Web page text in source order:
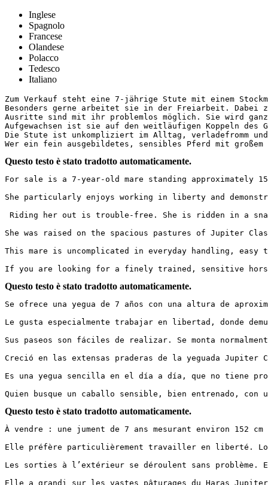
Inglese
Spagnolo
Francese
Olandese
Polacco
Tedesco
Italiano
Zum Verkauf steht eine 7-jährige Stute mit einem
Besonders gerne arbeitet sie in der Freiarbeit. Dabei
Ausritte sind mit ihr problemlos möglich. Sie wird
Aufgewachsen ist sie auf den weitläufigen Koppeln
Die Stute ist unkompliziert im Alltag, verladefromm
Wer ein fein ausgebildetes, sensibles Pferd mit
Questo testo è stato tradotto automaticamente.
For sale is a 7-year-old mare standing
She particularly enjoys working in liberty and
Riding her out is trouble-free. She is ridden in a
She was raised on the spacious pastures of Jupiter
This mare is uncomplicated in everyday handling,
If you are looking for a finely trained, sensitive
Questo testo è stato tradotto automaticamente.
Se ofrece una yegua de 7 años con una altura de
Le gusta especialmente trabajar en libertad, donde
Sus paseos son fáciles de realizar. Se monta
Creció en las extensas praderas de la yeguada
Es una yegua sencilla en el día a día, que no tiene
Quien busque un caballo sensible, bien entrenado,
Questo testo è stato tradotto automaticamente.
À vendre : une jument de 7 ans mesurant environ
Elle préfère particulièrement travailler en liberté.
Les sorties à l’extérieur se déroulent sans problème.
Elle a grandi sur les vastes pâturages du Haras